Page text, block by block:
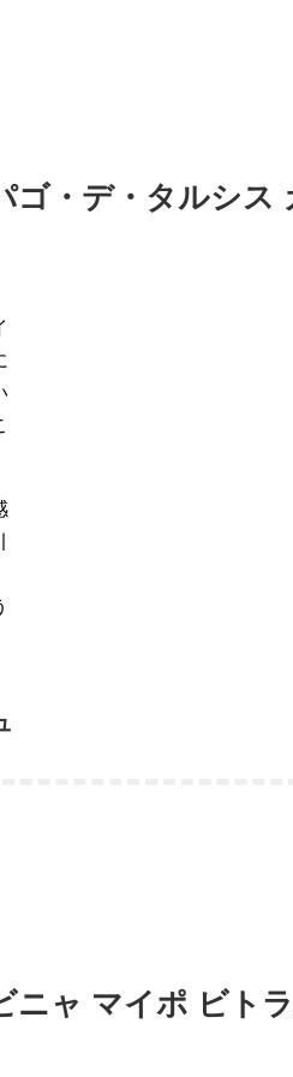
ゴ・デ・タルシス
ニャ マイポ ビト